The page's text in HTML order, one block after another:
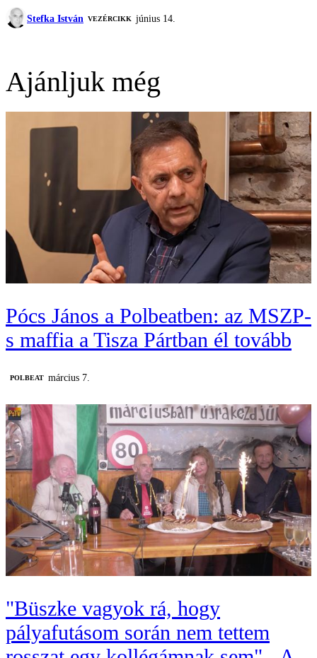
Stefka István VEZÉRCIKK június 14.
Ajánljuk még
Pócs János a Polbeatben: az MSZP-
s maffia a Tisza Pártban él tovább
‎POLBEAT március 7.
"Büszke vagyok rá, hogy
pályafutásom során nem tettem